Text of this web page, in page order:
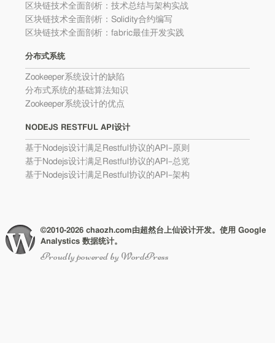
区块链技术全面剖析：技术总结与架构实战
区块链技术全面剖析：Solidity合约编写
区块链技术全面剖析：fabric最佳开发实践
分布式系统
Zookeeper系统设计的缺陷
分布式系统的基础算法知识
Zookeeper系统设计的优点
NODEJS RESTFUL API设计
基于Nodejs设计满足Restful协议的API–原则
基于Nodejs设计满足Restful协议的API–总览
基于Nodejs设计满足Restful协议的API–架构
©2010-2026 chaozh.com由超然台上仙设计开发。使用 Google
Analystics 数据统计。
Proudly powered by WordPress